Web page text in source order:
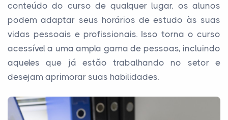
conteúdo do curso de qualquer lugar, os alunos
podem adaptar seus horários de estudo às suas
vidas pessoais e profissionais. Isso torna o curso
acessível a uma ampla gama de pessoas, incluindo
aqueles que já estão trabalhando no setor e
desejam aprimorar suas habilidades.